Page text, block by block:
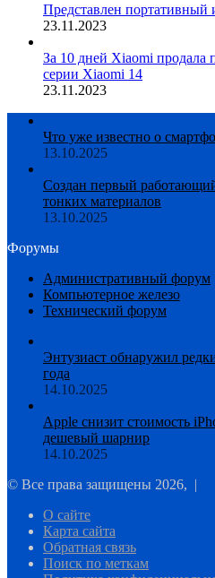
Представлен
23.11.2023
За 10 дней Xiaomi продала
серии Xiaomi 14
23.11.2023
Что уже известно о
13.10.2025
Создан первый
тонких материалов
13.10.2025
Форумы
Административный форум
Компьютерное железо
Технический форум
Энтузиаст обнаружил
года
14.10.2025
Apple снизит стоимость
дешевый шарнир
14.10.2025
© Все права защищены 2026, |
О сайте
Карта сайта
Обратная связь
Поиск по меткам